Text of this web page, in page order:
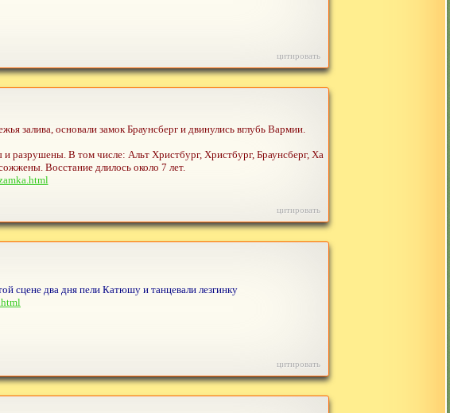
цитировать
залива, основали замок Браунсберг и двинулись вглубь Вармии.
разрушены. В том числе: Альт Христбург, Христбург, Браунсберг, Ха
Восстание длилось около 7 лет.
цитировать
сцене два дня пели Катюшу и танцевали лезгинку
цитировать